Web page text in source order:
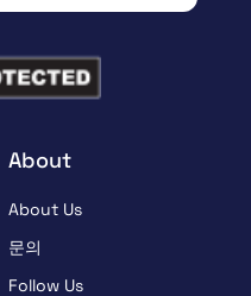
About
About Us
문의
Follow Us